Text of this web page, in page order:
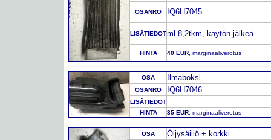
OSANRO IQ6H7045
LISÄTIEDOTml.8,2tkm, käytön jälkeä
HINTA 40 EUR , marginaaliverotus
OSA Ilmaboksi
OSANRO IQ6H7046
LISÄTIEDOT
HINTA
35 EUR , marginaaliverotus
OSA Öljysäiliö + korkki